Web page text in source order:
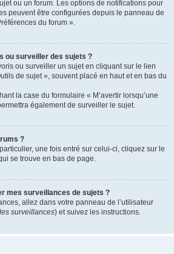
ou un forum. Les options de notifications pour
peuvent être configurées depuis le panneau de
du forum ».
ou surveiller des sujets ?
ou surveiller un sujet en cliquant sur le lien
de sujet », souvent placé en haut et en bas du
la case du formulaire « M’avertir lorsqu’une
également de surveiller le sujet.
?
une fois entré sur celui-ci, cliquez sur le
se trouve en bas de page.
mes surveillances de sujets ?
allez dans votre panneau de l’utilisateur
surveillances) et suivez les instructions.